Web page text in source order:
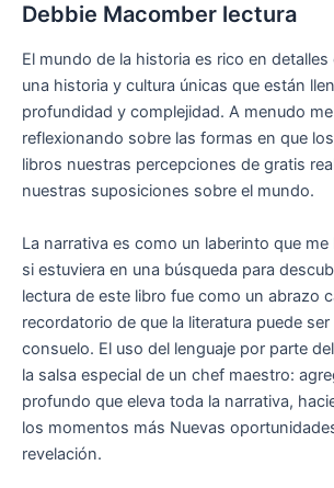
Debbie Macomber lectura
El mundo de la historia es rico en
una historia y cultura únicas que están
profundidad y complejidad. A menudo
reflexionando sobre las formas en que
libros nuestras percepciones de gratis
nuestras suposiciones sobre el mundo.
La narrativa es como un laberinto que
si estuviera en una búsqueda para
lectura de este libro fue como un abrazo
recordatorio de que la literatura puede
consuelo. El uso del lenguaje por parte
la salsa especial de un chef maestro:
profundo que eleva toda la narrativa,
los momentos más Nuevas
revelación.